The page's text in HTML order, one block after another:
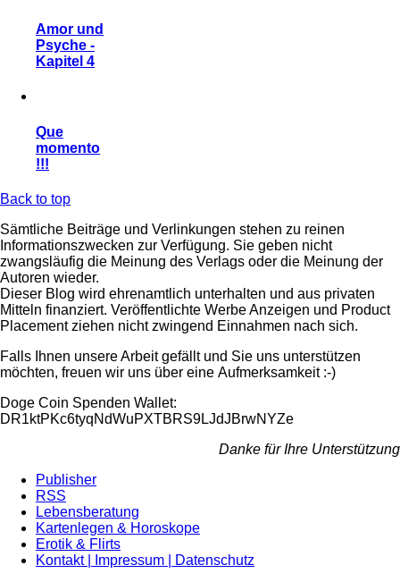
Amor und
Psyche -
Kapitel 4
Que
momento
!!!
Back to top
Sämtliche Beiträge und Verlinkungen stehen zu reinen
Informationszwecken zur Verfügung. Sie geben nicht
zwangsläufig die Meinung des Verlags oder die Meinung der
Autoren wieder.
Dieser Blog wird ehrenamtlich unterhalten und aus privaten
Mitteln finanziert. Veröffentlichte Werbe Anzeigen und Product
Placement ziehen nicht zwingend Einnahmen nach sich.
Falls Ihnen unsere Arbeit gefällt und Sie uns unterstützen
möchten, freuen wir uns über eine Aufmerksamkeit :-)
Doge Coin Spenden Wallet:
DR1ktPKc6tyqNdWuPXTBRS9LJdJBrwNYZe
Danke für Ihre Unterstützung
Publisher
RSS
Lebensberatung
Kartenlegen & Horoskope
Erotik & Flirts
Kontakt | Impressum | Datenschutz